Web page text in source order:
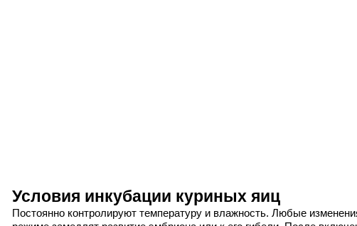
Условия инкубации куриных яиц
Постоянно контролируют температуру и влажность. Любые